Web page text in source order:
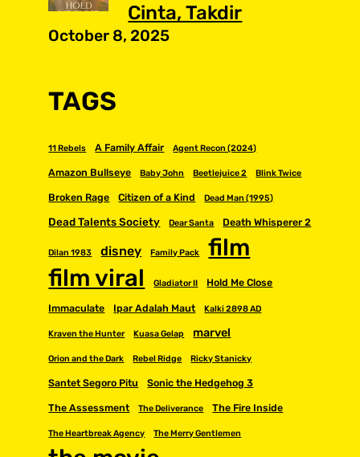
Cinta, Takdir
October 8, 2025
TAGS
11 Rebels A Family Affair Agent Recon (2024)
Amazon Bullseye Baby John Beetlejuice 2 Blink Twice
Broken Rage Citizen of a Kind Dead Man (1995)
Dead Talents Society Dear Santa Death Whisperer 2
Dilan 1983 disney Family Pack
film
film viral
Gladiator II Hold Me Close
Immaculate Ipar Adalah Maut Kalki 2898 AD
Kraven the Hunter Kuasa Gelap marvel
Orion and the Dark Rebel Ridge Ricky Stanicky
Santet Segoro Pitu Sonic the Hedgehog 3
The Assessment The Deliverance The Fire Inside
The Heartbreak Agency The Merry Gentlemen